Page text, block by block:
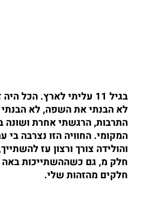
בגיל 11 עליתי לארץ. הכל
לא הבנתי את השפה, לא
התרבות, הרגשתי אחרת ושונה
המקומי. החוויה הזו נצרבה בי
והולידה צורך ורצון עז
חלק מ, גם כשההשתייכות באה
חלקים מהזהות שלי.